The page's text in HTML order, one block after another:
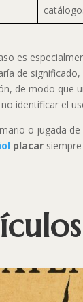
es
de
de modo que
identificar el
o jugada
placar